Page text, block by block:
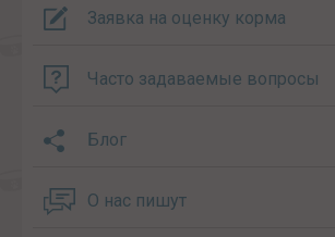
Заявка на оценку корма
Часто задаваемые вопросы
Блог
О нас пишут